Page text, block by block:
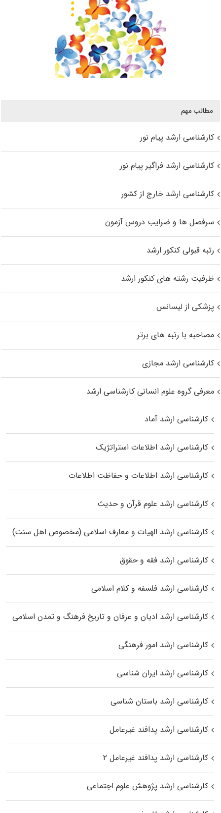
مطالب مهم
کارشناسی ارشد پیام نور
کارشناسی ارشد فراگیر پیام نور
کارشناسی ارشد خارج از کشور
سرفصل ها و ضرایب دروس آزمون
رتبه قبولی کنکور ارشد
ظرفیت رشته های کنکور ارشد
پزشکی از لیسانس
مصاحبه با رتبه های برتر
کارشناسی ارشد مجازی
معرفی گروه علوم انسانی کارشناسی ارشد
کارشناسی ارشد آماد
کارشناسی ارشد اطلاعات استراتژیک
کارشناسی ارشد اطلاعات و حفاظت اطلاعات
کارشناسی ارشد علوم قرآن و حدیث
کارشناسی ارشد الهیات و معارف اسلامی (مخصوص اهل سنت)
کارشناسی ارشد فقه و حقوق
کارشناسی ارشد فلسفه و کلام اسلامی
کارشناسی ارشد ادیان و عرفان و تاریخ فرهنگ و تمدن اسلامی
کارشناسی ارشد امور فرهنگی
کارشناسی ارشد ایران شناسی
کارشناسی ارشد باستان شناسی
کارشناسی ارشد پدافند غیرعامل
کارشناسی ارشد پدافند غیرعامل ۲
کارشناسی ارشد پژوهش علوم اجتماعی